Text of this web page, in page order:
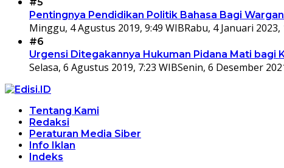
Pentingnya Pendidikan Politik Bahasa Bagi
Minggu, 4 Agustus 2019, 9:49 WIBRabu, 4 Januari 2023,
#6
Urgensi Ditegakannya Hukuman Pidana Mati
Selasa, 6 Agustus 2019, 7:23 WIBSenin, 6 Desember
Tentang Kami
Redaksi
Peraturan Media Siber
Info Iklan
Indeks